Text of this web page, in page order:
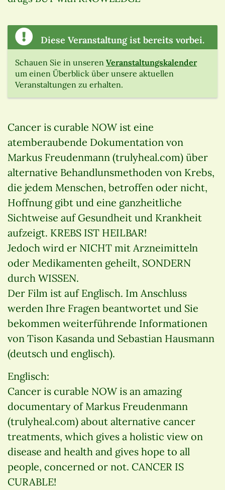
Diese Veranstaltung ist bereits vorbei.
Schauen Sie in unseren Veranstaltungskalender
um einen Überblick über unsere aktuellen
Veranstaltungen zu erhalten.
Cancer is curable NOW ist eine
atemberaubende Dokumentation von
Markus Freudenmann (trulyheal.com) über
alternative Behandlunsmethoden von Krebs,
die jedem Menschen, betroffen oder nicht,
Hoffnung gibt und eine ganzheitliche
Sichtweise auf Gesundheit und Krankheit
aufzeigt. KREBS IST HEILBAR!
Jedoch wird er NICHT mit Arzneimitteln
oder Medikamenten geheilt, SONDERN
durch WISSEN.
Der Film ist auf Englisch. Im Anschluss
werden Ihre Fragen beantwortet und Sie
bekommen weiterführende Informationen
von Tison Kasanda und Sebastian Hausmann
(deutsch und englisch).
Englisch:
Cancer is curable NOW is an amazing
documentary of Markus Freudenmann
(trulyheal.com) about alternative cancer
treatments, which gives a holistic view on
disease and health and gives hope to all
people, concerned or not. CANCER IS
CURABLE!